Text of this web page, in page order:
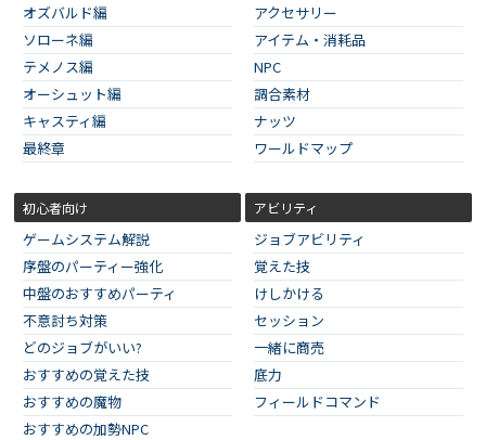
オズバルド編
ソローネ編
テメノス編
オーシュット編
キャスティ編
最終章
アクセサリー
アイテム・消耗品
NPC
調合素材
ナッツ
ワールドマップ
初心者向け
ゲームシステム解説
序盤のパーティー強化
中盤のおすすめパーティ
不意討ち対策
どのジョブがいい?
おすすめの覚えた技
おすすめの魔物
おすすめの加勢NPC
アビリティ
ジョブアビリティ
覚えた技
けしかける
セッション
一緒に商売
底力
フィールドコマンド